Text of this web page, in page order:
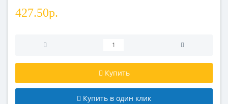
427.50р.
Купить
Купить в один клик